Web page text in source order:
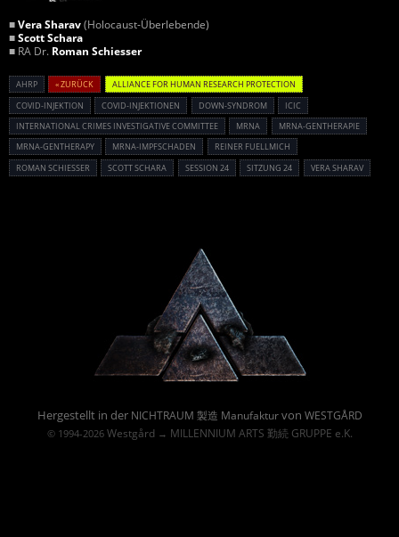
■Vera Sharav(Holocaust-Überlebende)
■Scott Schara
■ RA Dr. Roman Schiesser
AHRP « ZURÜCK
ALLIANCE FOR HUMAN RESEARCH PROTECTION
COVID-INJEKTION
COVID-INJEKTIONEN DOWN-SYNDROM
ICIC
INTERNATIONAL CRIMES INVESTIGATIVE COMMITTEE
MRNA
MRNA-GENTHERAPIE
MRNA-GENTHERAPY
MRNA-IMPFSCHADEN
REINER FUELLMICH
ROMAN SCHIESSER
SCOTT SCHARA SESSION 24 SITZUNG 24 VERA SHARAV
Hergestellt in der NICHTRAUM 製造 Manufakturvon WESTGÅRD
© 1994-2026 Westgård→ MILLENNIUM ARTS 勤続 GRUPPE e.K.
Powered By :